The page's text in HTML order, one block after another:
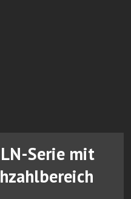
LN-Serie mit